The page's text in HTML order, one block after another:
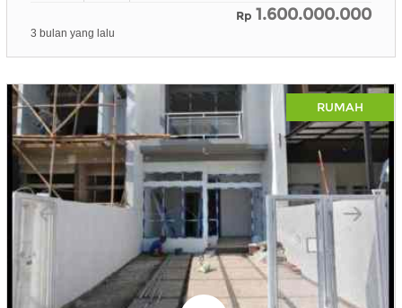
Rp 1.600.000.000
3 bulan yang lalu
RUMAH